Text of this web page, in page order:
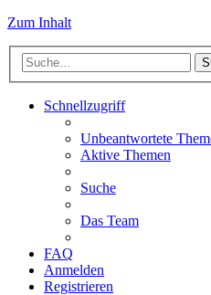
Zum Inhalt
Schnellzugriff
Unbeantwortete
Aktive Themen
Suche
Das Team
FAQ
Anmelden
Registrieren